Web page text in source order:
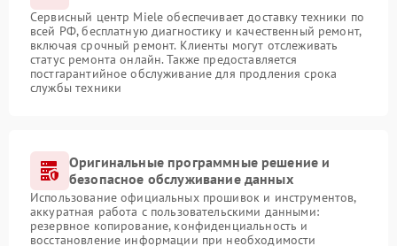
Сервисный центр Miele обеспечивает доставку техники по
всей РФ, бесплатную диагностику и качественный ремонт,
включая срочный ремонт. Клиенты могут отслеживать
статус ремонта онлайн. Также предоставляется
постгарантийное обслуживание для продления срока
службы техники
Оригинальные программные решение и
безопасное обслуживание данных
Использование официальных прошивок и инструментов,
аккуратная работа с пользовательскими данными:
резервное копирование, конфиденциальность и
восстановление информации при необходимости